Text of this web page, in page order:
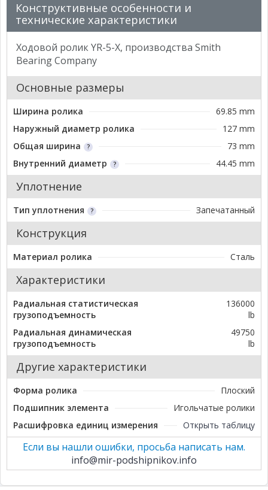
Конструктивные особенности и
технические характеристики
Ходовой ролик YR-5-X, производства Smith
Bearing Company
Основные размеры
Ширина ролика
69.85 mm
Наружный диаметр ролика
127 mm
Общая ширина
73 mm
Внутренний диаметр
44.45 mm
Уплотнение
Тип уплотнения Запечатанный
Конструкция
Материал ролика Сталь
Характеристики
Радиальная статистическая
грузоподъемность
136000
lb
Радиальная динамическая
грузоподъемность
49750
lb
Другие характеристики
Форма ролика
Плоский
Подшипник элемента
Игольчатые ролики
Расшифровка единиц измерения
Открыть таблицу
Если вы нашли ошибки, просьба написать нам.
info@mir-podshipnikov.info